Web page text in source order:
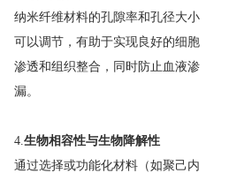
纳米纤维材料的孔隙率和孔径大小
可以调节，有助于实现良好的细胞
渗透和组织整合，同时防止血液渗
漏。
4. 生物相容性与生物降解性
通过选择或功能化材料（如聚己内